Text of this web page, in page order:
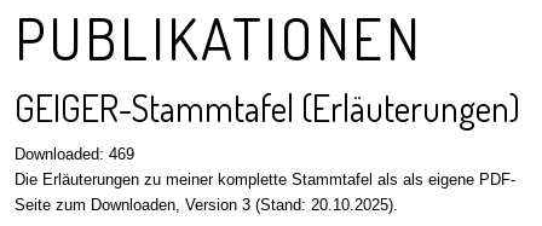
PUBLIKATIONEN
GEIGER-Stammtafel (Erläuterungen)
Downloaded: 469
Die Erläuterungen zu meiner komplette Stammtafel als als eigene PDF-
Seite zum Downloaden, Version 3 (Stand: 20.10.2025).